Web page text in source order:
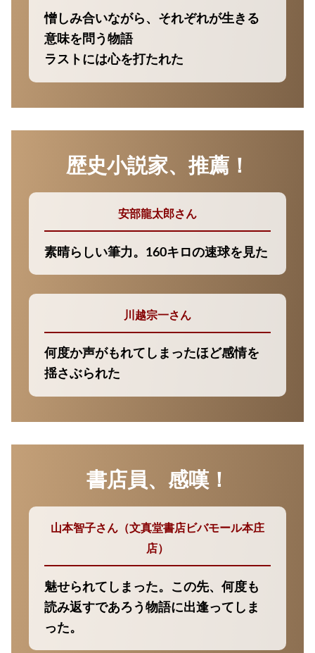
憎しみ合いながら、それぞれが生きる
意味を問う物語
ラストには心を打たれた
歴史小説家、推薦！
安部龍太郎さん
素晴らしい筆力。160キロの速球を見た
川越宗一さん
何度か声がもれてしまったほど感情を
揺さぶられた
書店員、感嘆！
山本智子さん（文真堂書店ビバモール本庄
店）
魅せられてしまった。この先、何度も
読み返すであろう物語に出逢ってしま
った。